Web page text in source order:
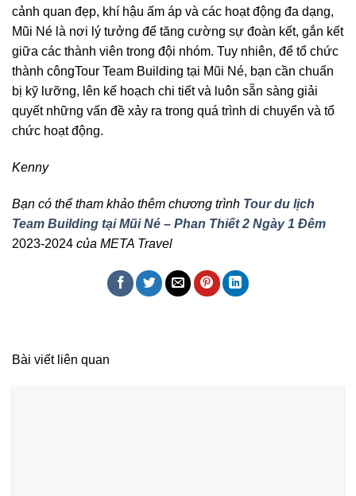
cảnh quan đẹp, khí hậu ấm áp và các hoạt động đa dạng,
Mũi Né là nơi lý tưởng để tăng cường sự đoàn kết, gắn kết
giữa các thành viên trong đội nhóm. Tuy nhiên, để tổ chức
thành côngTour Team Building tại Mũi Né, bạn cần chuẩn
bị kỹ lưỡng, lên kế hoạch chi tiết và luôn sẵn sàng giải
quyết những vấn đề xảy ra trong quá trình di chuyển và tổ
chức hoạt động.
Kenny
Bạn có thể tham khảo thêm chương trình Tour du lịch
Team Building tại Mũi Né – Phan Thiết 2 Ngày 1 Đêm
2023-2024 của META Travel
Bài viết liên quan